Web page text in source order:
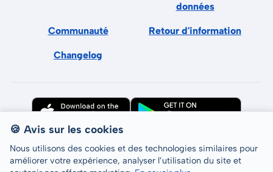
données
Communauté Retour d'information
Changelog
🍪 Avis sur les cookies
Nous utilisons des cookies et des technologies similaires pour
améliorer votre expérience, analyser l’utilisation du site et